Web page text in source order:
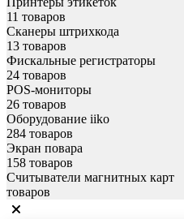
11 товаров
Сканеры штрихкода
13 товаров
Фискальные регистраторы
24 товаров
POS-мониторы
26 товаров
Оборудование iiko
284 товаров
Экран повара
158 товаров
Считыватели магнитных карт
товаров